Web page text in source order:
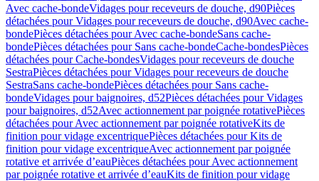
Avec cache-bondeVidages pour receveurs de douche, d90Pièces
détachées pour Vidages pour receveurs de douche, d90Avec cache-
bondePièces détachées pour Avec cache-bondeSans cache-
bondePièces détachées pour Sans cache-bondeCache-bondesPièces
détachées pour Cache-bondesVidages pour receveurs de douche
SestraPièces détachées pour Vidages pour receveurs de douche
SestraSans cache-bondePièces détachées pour Sans cache-
bondeVidages pour baignoires, d52Pièces détachées pour Vidages
pour baignoires, d52Avec actionnement par poignée rotativePièces
détachées pour Avec actionnement par poignée rotativeKits de
finition pour vidage excentriquePièces détachées pour Kits de
finition pour vidage excentriqueAvec actionnement par poignée
rotative et arrivée d’eauPièces détachées pour Avec actionnement
par poignée rotative et arrivée d’eauKits de finition pour vidage